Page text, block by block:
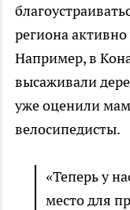
региона
Например, в
высаживали
уже оценили
велосипедисты.
«Теперь у
место для